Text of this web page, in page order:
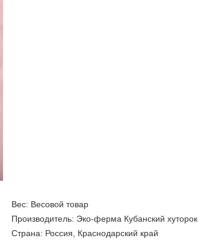
Вес: Весовой товар
Производитель: Эко-ферма Кубанский хуторок
Страна: Россия, Краснодарский край